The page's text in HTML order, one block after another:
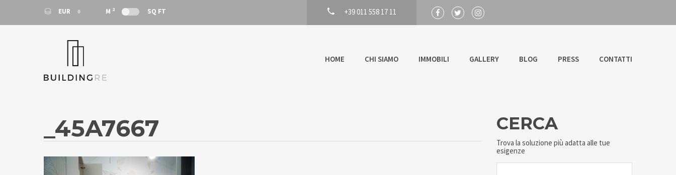
EUR
EUR
EUR
M 2 SQ FT +39 011 558 17 11
HOME CHI SIAMO IMMOBILI GALLERY BLOG PRESS CONTATTI
_45A7667 CERCA
Trova la soluzione più adatta alle tue
esigenze